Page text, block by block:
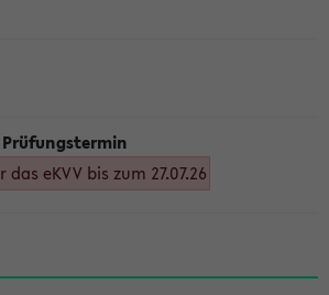
eKVV bis zum 27.07.26